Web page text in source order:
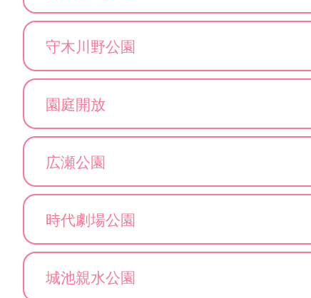
守木川野公園
園庭開放
広瀬公園
時代劇場公園
城池親水公園